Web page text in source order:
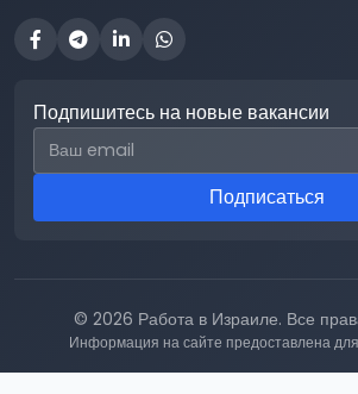
Подпишитесь на новые вакансии
Email для подписки
Подписаться
© 2026 Работа в Израиле. Все
Информация на сайте предоставлена